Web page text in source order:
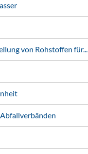
von Rohstoffen für...